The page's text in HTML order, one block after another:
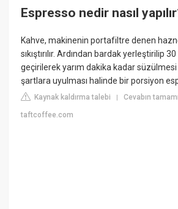
Espresso nedir nasıl
Kahve, makinenin portafiltre denen
sıkıştırılır. Ardından bardak yerleştirilip
geçirilerek yarım dakika kadar süzülmesi
şartlara uyulması halinde bir porsiyon
Kaynak kaldırma talebi |Cevabın
taftcoffee.com